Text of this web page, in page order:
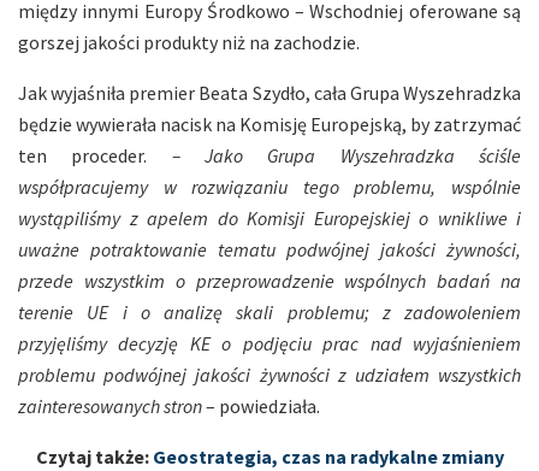
między innymi Europy Środkowo – Wschodniej oferowane są
gorszej jakości produkty niż na zachodzie.
Jak wyjaśniła premier Beata Szydło, cała Grupa Wyszehradzka
będzie wywierała nacisk na Komisję Europejską, by zatrzymać
ten proceder. – Jako Grupa Wyszehradzka ściśle
współpracujemy w rozwiązaniu tego problemu, wspólnie
wystąpiliśmy z apelem do Komisji Europejskiej o wnikliwe i
uważne potraktowanie tematu podwójnej jakości żywności,
przede wszystkim o przeprowadzenie wspólnych badań na
terenie UE i o analizę skali problemu; z zadowoleniem
przyjęliśmy decyzję KE o podjęciu prac nad wyjaśnieniem
problemu podwójnej jakości żywności z udziałem wszystkich
zainteresowanych stron– powiedziała.
Czytaj także: Geostrategia, czas na radykalne zmiany